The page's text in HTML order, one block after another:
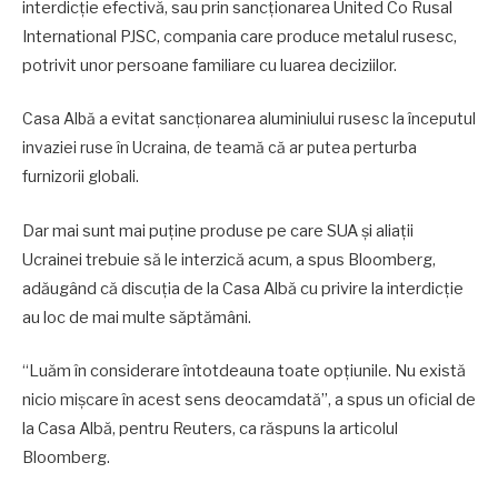
interdicţie efectivă, sau prin sancţionarea United Co Rusal
International PJSC, compania care produce metalul rusesc,
potrivit unor persoane familiare cu luarea deciziilor.
Casa Albă a evitat sancţionarea aluminiului rusesc la începutul
invaziei ruse în Ucraina, de teamă că ar putea perturba
furnizorii globali.
Dar mai sunt mai puţine produse pe care SUA şi aliaţii
Ucrainei trebuie să le interzică acum, a spus Bloomberg,
adăugând că discuţia de la Casa Albă cu privire la interdicţie
au loc de mai multe săptămâni.
“Luăm în considerare întotdeauna toate opţiunile. Nu există
nicio mişcare în acest sens deocamdată”, a spus un oficial de
la Casa Albă, pentru Reuters, ca răspuns la articolul
Bloomberg.